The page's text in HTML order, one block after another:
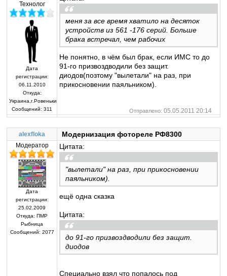
Технолог
Дата
регистрации:
06.11.2010
Откуда:
Украина,г.Ровеньки
Сообщений: 311
меня за все время хватило на десяток
устройств из 561 -176 серий. Больше
брака встречал, чем рабочих
Не понятно, в чём был брак, если ИМС то до
91-го призвоздводили без защит.
диодов(позтому "вылетали" на раз, при
прикосновении паяльником).
Отправлено: 05.05.2011 20:14
alexfloka Модернизация фотореле РФ8300
Модератор
Дата
регистрации:
25.02.2009
Откуда: ПМР
Рыбница
Сообщений: 2077
Цитата:
"вылетали" на раз, при прикосновении
паяльником).
ещё одна сказка
Цитата:
до 91-го призвоздводили без защит.
диодов
Специально взял что попалось под